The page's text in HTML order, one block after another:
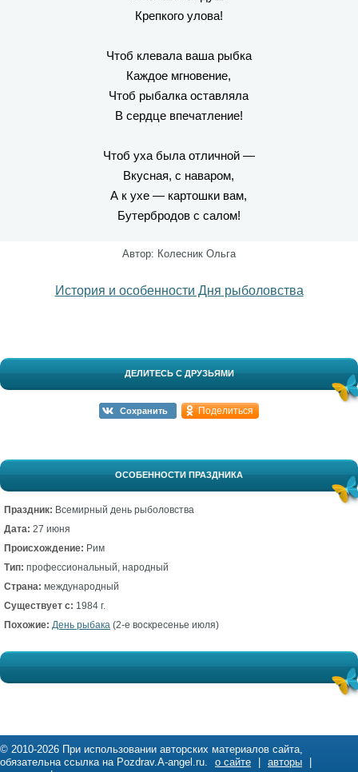
Крепкого улова!
Чтоб клевала ваша рыбка
Каждое мгновение,
Чтоб рыбалка оставляла
В сердце впечатление!
Чтоб уха была отличной —
Вкусная, с наваром,
А к ухе — картошки вам,
Бутербродов с салом!
Автор: Колесник Ольга
История и особенности Дня рыболовства
ДЕЛИТЕСЬ С ДРУЗЬЯМИ
Сохранить Поделиться
ОСОБЕННОСТИ ПРАЗДНИКА
Праздник: Всемирный день рыболовства
Дата: 27 июня
Происхождение: Рим
Тип: профессиональный, народный
Страна: международный
Существует с: 1984 г.
Похожие: День рыбака (2-е воскресенье июля)
© 2010-2026 При использовании авторских материалов сайта,
обязательна ссылка на Pozdrav.A-angel.ru.
о сайте авторы